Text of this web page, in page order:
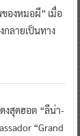
ของหมอผี” เมื่อ
กลายเป็นทาง
งสุดฮอต “ลีน่า-
“Grand